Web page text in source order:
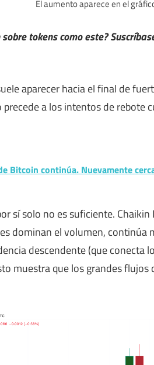
El aumento aparece en el
tokens como este?
aparecer hacia el final de
a los intentos de rebote
Bitcoin continúa. Nuevamente
sí solo no es suficiente.
dominan el volumen, continúa
descendente (que
muestra que los grandes